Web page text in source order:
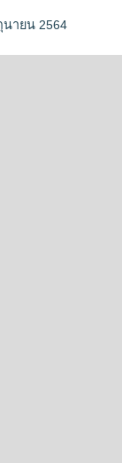
ายน 2564